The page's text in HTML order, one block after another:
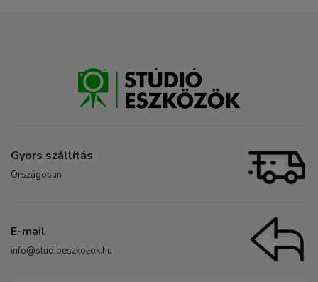
Gyors szállítás
Országosan
E-mail
info@studioeszkozok.hu